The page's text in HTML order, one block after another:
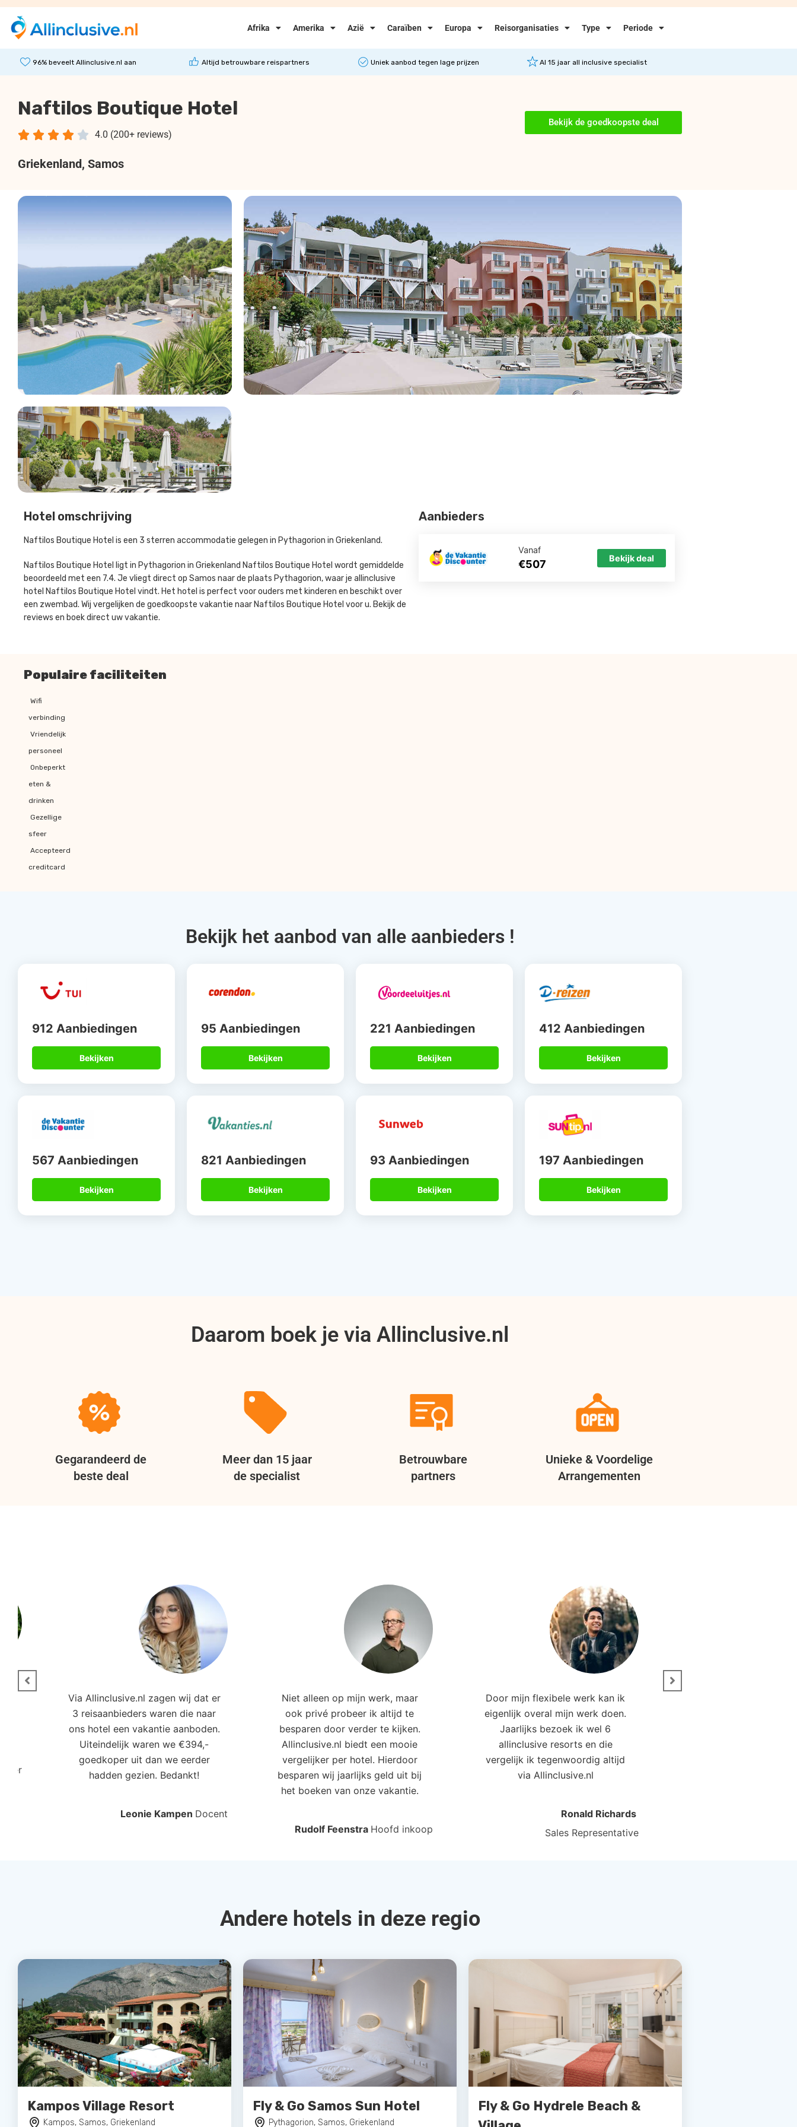
Afrika Amerika Azië Caraïben Europa Reisorganisaties Type Periode
96% beveelt Allinclusive.nl aan Altijd betrouwbare reispartners Uniek aanbod tegen lage prijzen Al 15 jaar all inclusive specialist
Naftilos Boutique Hotel
4.0 (200+ reviews)
    
Griekenland, Samos
Bekijk de goedkoopste deal
Hotel omschrijving
Naftilos Boutique Hotel is een 3 sterren accommodatie gelegen in Pythagorion in Griekenland.
Naftilos Boutique Hotel ligt in Pythagorion in Griekenland Naftilos Boutique Hotel wordt gemiddelde
beoordeeld met een 7.4. Je vliegt direct op Samos naar de plaats Pythagorion, waar je allinclusive
hotel Naftilos Boutique Hotel vindt. Het hotel is perfect voor ouders met kinderen en beschikt over
een zwembad. Wij vergelijken de goedkoopste vakantie naar Naftilos Boutique Hotel voor u. Bekijk de
reviews en boek direct uw vakantie.
Aanbieders
Vanaf
€507 Bekijk deal
Populaire faciliteiten
Wifi
verbinding
Vriendelijk
personeel
Onbeperkt
eten &
drinken
Gezellige
sfeer
Accepteerd
creditcard
Bekijk het aanbod van alle aanbieders !
912 Aanbiedingen
Bekijken
95 Aanbiedingen
Bekijken
221 Aanbiedingen
Bekijken
412 Aanbiedingen
Bekijken
567 Aanbiedingen
Bekijken
821 Aanbiedingen
Bekijken
93 Aanbiedingen
Bekijken
197 Aanbiedingen
Bekijken
Daarom boek je via Allinclusive.nl
Gegarandeerd de
beste deal
Meer dan 15 jaar
de specialist
Betrouwbare
partners
Unieke & Voordelige
Arrangementen
Via Allinclusive.nl zagen wij dat er
3 reisaanbieders waren die naar
ons hotel een vakantie aanboden.
Uiteindelijk waren we €394,-
goedkoper uit dan we eerder
hadden gezien. Bedankt!
Leonie Kampen Docent
Niet alleen op mijn werk, maar
ook privé probeer ik altijd te
besparen door verder te kijken.
Allinclusive.nl biedt een mooie
vergelijker per hotel. Hierdoor
besparen wij jaarlijks geld uit bij
het boeken van onze vakantie.
Rudolf Feenstra Hoofd inkoop
Door mijn flexibele werk kan ik
eigenlijk overal mijn werk doen.
Jaarlijks bezoek ik wel 6
allinclusive resorts en die
vergelijk ik tegenwoordig altijd
via Allinclusive.nl
Ronald Richards
Sales Representative
Andere hotels in deze regio
Kampos Village Resort
Kampos, Samos, Griekenland
Fly & Go Samos Sun Hotel
Pythagorion, Samos, Griekenland
Fly & Go Hydrele Beach &